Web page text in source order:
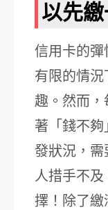
以先
信用卡的彈
有限的情
趣。然而
著「錢不
發狀況，需
人措手不
擇！除了繳